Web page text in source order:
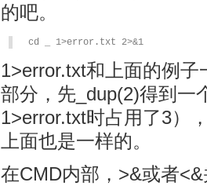
的吧。
cd _ 1>error.txt 2>&1
1>error.txt和上面的例
部分，先_dup(2)得到一
1>error.txt时占用了3）
上面也是一样的。
在CMD内部，>&或者